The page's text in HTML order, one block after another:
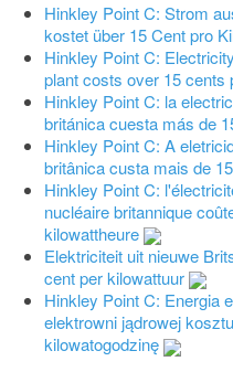
Hinkley Point C: Strom
kostet über 15 Cent pro
Hinkley Point C:
plant costs over 15 cents
Hinkley Point C: la
británica cuesta más de
Hinkley Point C: A
britânica custa mais de
Hinkley Point C:
nucléaire britannique
kilowattheure
Elektriciteit uit nieuwe
cent per kilowattuur
Hinkley Point C: Energia
elektrowni jądrowej
kilowatogodzinę